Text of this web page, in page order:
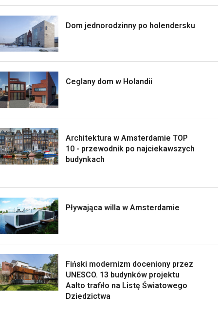
Dom jednorodzinny po holendersku
Ceglany dom w Holandii
Architektura w Amsterdamie TOP
10 - przewodnik po najciekawszych
budynkach
Pływająca willa w Amsterdamie
Fiński modernizm doceniony przez
UNESCO. 13 budynków projektu
Aalto trafiło na Listę Światowego
Dziedzictwa